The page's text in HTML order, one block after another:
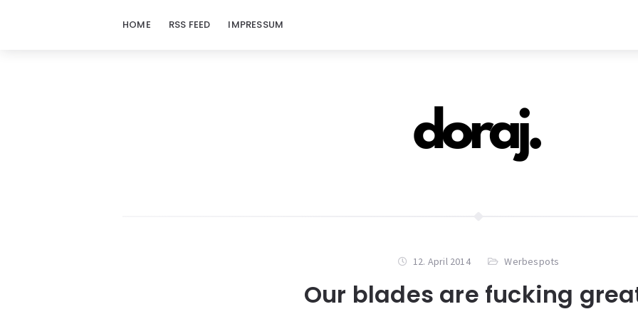
HOME RSS FEED IMPRESSUM
12. April 2014 Werbespots
Our blades are fucking